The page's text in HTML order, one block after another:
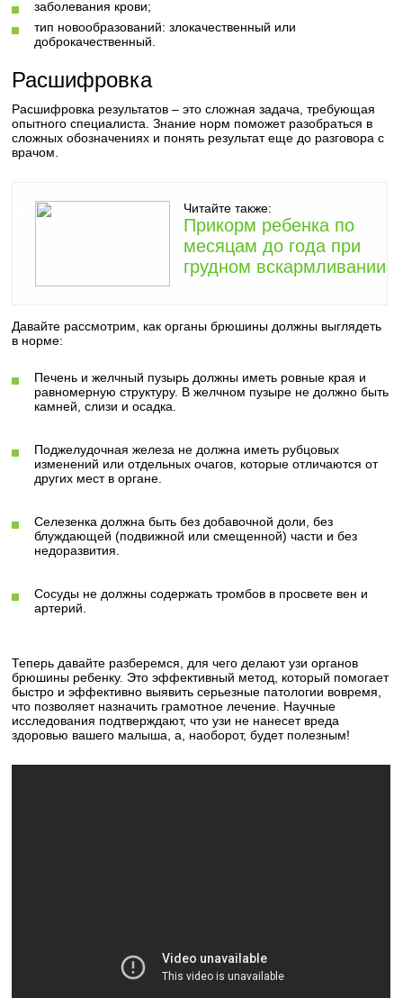
заболевания крови;
тип новообразований: злокачественный или
доброкачественный.
Расшифровка
Расшифровка результатов – это сложная задача, требующая
опытного специалиста. Знание норм поможет разобраться в
сложных обозначениях и понять результат еще до разговора с
врачом.
Читайте также:
Прикорм ребенка по
месяцам до года при
грудном вскармливании
Давайте рассмотрим, как органы брюшины должны выглядеть
в норме:
Печень и желчный пузырь должны иметь ровные края и
равномерную структуру. В желчном пузыре не должно быть
камней, слизи и осадка.
Поджелудочная железа не должна иметь рубцовых
изменений или отдельных очагов, которые отличаются от
других мест в органе.
Селезенка должна быть без добавочной доли, без
блуждающей (подвижной или смещенной) части и без
недоразвития.
Сосуды не должны содержать тромбов в просвете вен и
артерий.
Теперь давайте разберемся, для чего делают узи органов
брюшины ребенку. Это эффективный метод, который помогает
быстро и эффективно выявить серьезные патологии вовремя,
что позволяет назначить грамотное лечение. Научные
исследования подтверждают, что узи не нанесет вреда
здоровью вашего малыша, а, наоборот, будет полезным!